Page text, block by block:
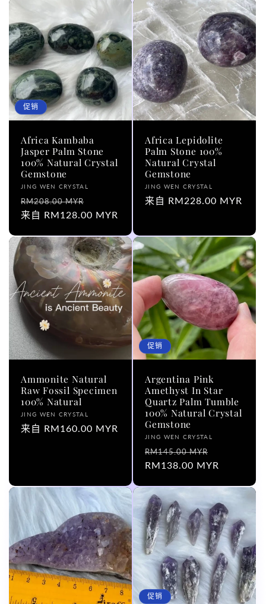
促销
Africa Kambaba
Jasper Palm Stone
100% Natural Crystal
Gemstone
厂
商：
JING WEN CRYSTAL
常
规
格
RM208.00 MYR
销
来自 RM128.00 MYR
Africa Lepidolite
Palm Stone 100%
Natural Crystal
Gemstone
厂
商：
JING WEN CRYSTAL
常
格
来自 RM228.00 MYR
Ammonite Natural
Raw Fossil Specimen
100% Natural
厂
商：
JING WEN CRYSTAL
常
来自 RM160.00 MYR
促销
Argentina Pink
Amethyst In Star
Quartz Palm Tumble
100% Natural Crystal
Gemstone
厂
商：
JING WEN CRYSTAL
常
规
格
RM145.00 MYR
销
RM138.00 MYR
促销